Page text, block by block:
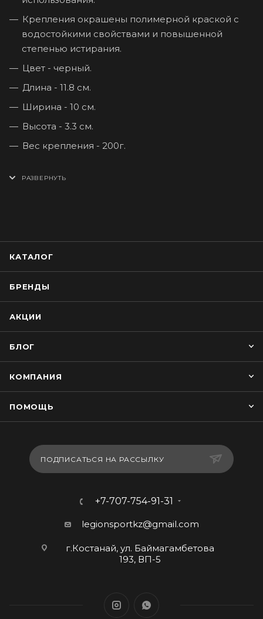
Крепления окрашены полимерной краской с
водостойкими свойствами и повышенной
степенью истирания.
Цвет - черный.
Длина - 11.8 см.
Ширина - 10 см.
Высота - 3.3 см.
Вес крепления - 200г.
КАТАЛОГ
БРЕНДЫ
АКЦИИ
БЛОГ
КОМПАНИЯ
ПОМОЩЬ
ПОДПИСАТЬСЯ НА РАССЫЛКУ
+7-707-754-91-31
legionsportkz@gmail.com
г.Костанай, ул. Баймагамбетова
193, ВП-5